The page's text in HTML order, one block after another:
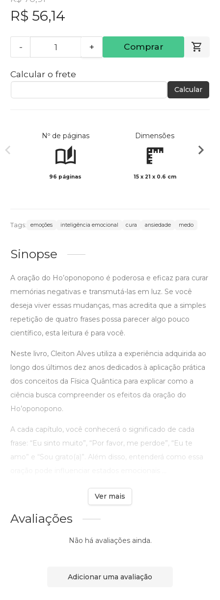
R$ 56,14
- + Comprar
Calcular o frete
Calcular
Nº de páginas
96 páginas
Dimensões
15 x 21 x 0.6 cm
Tags: emoções inteligência emocional cura ansiedade medo
Sinopse
A oração do Ho’oponopono é poderosa e eficaz para curar
memórias negativas e transmutá-las em luz. Se você
deseja viver essas mudanças, mas acredita que a simples
repetição de quatro frases possa parecer algo pouco
científico, esta leitura é para você.
Neste livro, Cleiton Alves utiliza a experiência adquirida ao
longo dos últimos dez anos dedicados à aplicação prática
dos conceitos da Física Quântica para explicar como a
ciência busca compreender os efeitos da oração do
Ho’oponopono.
A cada capítulo, você conhecerá o significado de cada
frase: “Eu sinto muito”, “Por favor, me perdoe”, “Eu te
amo” e “Sou grato(a)”. Além disso, entenderá como essa
Ver mais
Avaliações
Não há avaliações ainda.
Adicionar uma avaliação